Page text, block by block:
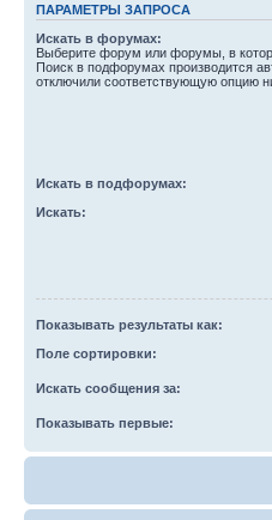
ПАРАМЕТРЫ ЗАПРОСА
Искать в форумах:
Выберите форум или форумы, в
Поиск в подфорумах производится
отключили соответствующую опцию
Искать в подфорумах:
Искать:
Показывать результаты как:
Поле сортировки:
Искать сообщения за:
Показывать первые: